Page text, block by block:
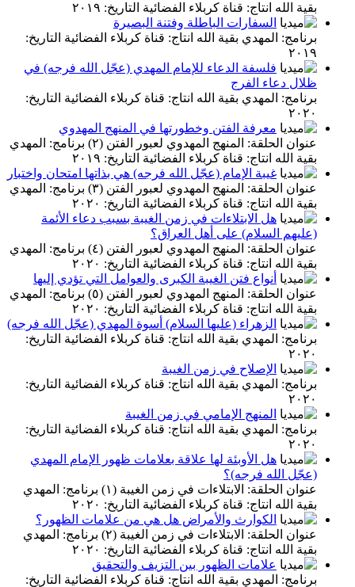
بقية الله انتاج: قناة كربلاء الفضائية التاريخ: ٢٠١٩
السفارات الباطلة وفتنة البصيرة
برنامج: المهدي بقية الله انتاج: قناة كربلاء الفضائية التاريخ:
٢٠١٩
فلسفة الدعاء للإمام المهدي (عجّل الله فرجه) في
ظلال دعاء الفرج
برنامج: المهدي بقية الله انتاج: قناة كربلاء الفضائية التاريخ:
٢٠٢٠
معرفة الفتن وخطورتها في المنهج المهدوي
عنوان الحلقة: المنهج المهدوي لعبور الفتن (٢) برنامج: المهدي
بقية الله انتاج: قناة كربلاء الفضائية التاريخ: ٢٠١٩
غيبة الإمام (عجّل الله فرجه) هي بذاتها امتحان واختبار
عنوان الحلقة: المنهج المهدوي لعبور الفتن (٣) برنامج: المهدي
بقية الله انتاج: قناة كربلاء الفضائية التاريخ: ٢٠٢٠
هل الابتلاءات في زمن الغيبة بسبب دعاء الأئمة
(عليهم السلام) على أهل العراق؟
عنوان الحلقة: المنهج المهدوي لعبور الفتن (٤) برنامج: المهدي
بقية الله انتاج: قناة كربلاء الفضائية التاريخ: ٢٠٢٠
أنواع فتن الغيبة الكبرى والعوامل التي تؤدي إليها
عنوان الحلقة: المنهج المهدوي لعبور الفتن (٥) برنامج: المهدي
بقية الله انتاج: قناة كربلاء الفضائية التاريخ: ٢٠٢٠
الزهراء (عليها السلام) أسوة المهدي (عجّل الله فرجه)
برنامج: المهدي بقية الله انتاج: قناة كربلاء الفضائية التاريخ:
٢٠٢٠
الإصلاح في زمن الغيبة
برنامج: المهدي بقية الله انتاج: قناة كربلاء الفضائية التاريخ:
٢٠٢٠
المنهج الإمامي في زمن الغيبة
برنامج: المهدي بقية الله انتاج: قناة كربلاء الفضائية التاريخ:
٢٠٢٠
هل الأوبئة لها علاقة بعلامات ظهور الإمام المهدي
(عجّل الله فرجه)؟
عنوان الحلقة: الابتلاءات في زمن الغيبة (١) برنامج: المهدي
بقية الله انتاج: قناة كربلاء الفضائية التاريخ: ٢٠٢٠
الكوارث والأمراض هل هي من علامات الظهور؟
عنوان الحلقة: الابتلاءات في زمن الغيبة (٢) برنامج: المهدي
بقية الله انتاج: قناة كربلاء الفضائية التاريخ: ٢٠٢٠
علامات الظهور بين التزيف والتحقيق
برنامج: المهدي بقية الله انتاج: قناة كربلاء الفضائية التاريخ: